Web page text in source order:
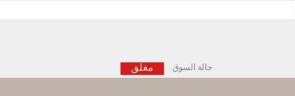
حالة السوق مغلق